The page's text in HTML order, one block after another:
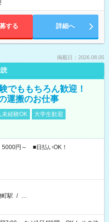
する 詳細へ
掲載日：2026.08.05
でももちろん歓迎！
運搬のお仕事
未経験OK
大学生歓迎
円～ ■日払いOK！
町駅 / …